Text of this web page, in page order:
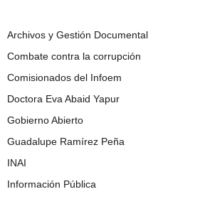
Archivos y Gestión Documental
Combate contra la corrupción
Comisionados del Infoem
Doctora Eva Abaid Yapur
Gobierno Abierto
Guadalupe Ramírez Peña
INAI
Información Pública